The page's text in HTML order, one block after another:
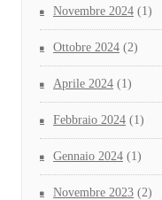
Novembre 2024 (1)
Ottobre 2024 (2)
Aprile 2024 (1)
Febbraio 2024 (1)
Gennaio 2024 (1)
Novembre 2023 (2)